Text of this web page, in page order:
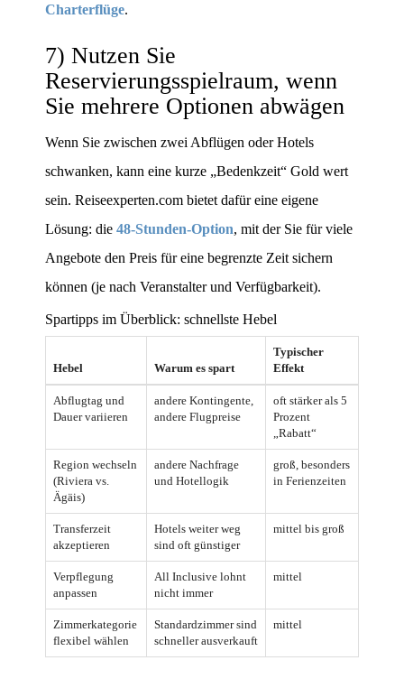
Charterflüge.
7) Nutzen Sie
Reservierungsspielraum, wenn
Sie mehrere Optionen abwägen
Wenn Sie zwischen zwei Abflügen oder Hotels
schwanken, kann eine kurze „Bedenkzeit“ Gold wert
sein. Reiseexperten.com bietet dafür eine eigene
Lösung: die 48-Stunden-Option, mit der Sie für viele
Angebote den Preis für eine begrenzte Zeit sichern
können (je nach Veranstalter und Verfügbarkeit).
Spartipps im Überblick: schnellste Hebel
Hebel Warum es spart
Typischer
Effekt
Abflugtag und
Dauer variieren
andere Kontingente,
andere Flugpreise
oft stärker als 5
Prozent
„Rabatt“
Region wechseln
(Riviera vs.
Ägäis)
andere Nachfrage
und Hotellogik
groß, besonders
in Ferienzeiten
Transferzeit
akzeptieren
Hotels weiter weg
sind oft günstiger
mittel bis groß
Verpflegung
anpassen
All Inclusive lohnt
nicht immer
mittel
Zimmerkategorie
flexibel wählen
Standardzimmer sind
schneller ausverkauft
mittel